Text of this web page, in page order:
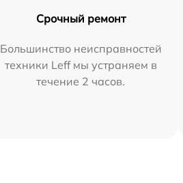
Срочный ремонт
Большинство неисправностей
техники Leff мы устраняем в
течение 2 часов.